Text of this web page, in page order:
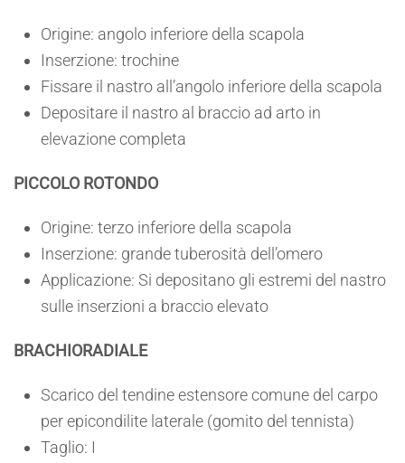
Origine: angolo inferiore della scapola
Inserzione: trochine
Fissare il nastro all’angolo inferiore della scapola
Depositare il nastro al braccio ad arto in
elevazione completa
PICCOLO ROTONDO
Origine: terzo inferiore della scapola
Inserzione: grande tuberosità dell’omero
Applicazione: Si depositano gli estremi del nastro
sulle inserzioni a braccio elevato
BRACHIORADIALE
Scarico del tendine estensore comune del carpo
per epicondilite laterale (gomito del tennista)
Taglio: I